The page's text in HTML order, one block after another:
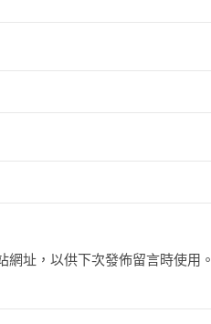
址，以供下次發佈留言時使用。